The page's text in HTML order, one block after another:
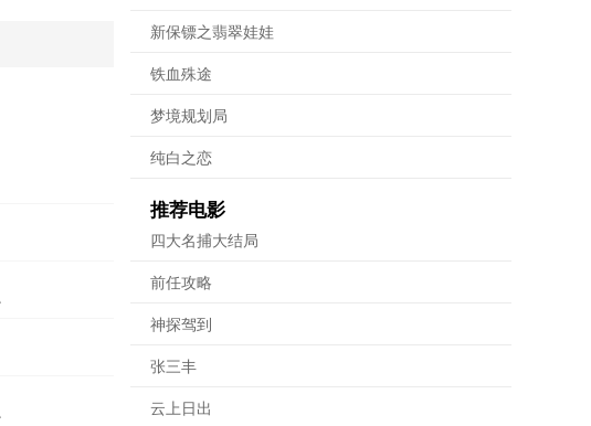
新保镖之翡翠娃娃
铁血殊途
梦境规划局
纯白之恋
推荐电影
四大名捕大结局
前任攻略
神探驾到
张三丰
云上日出